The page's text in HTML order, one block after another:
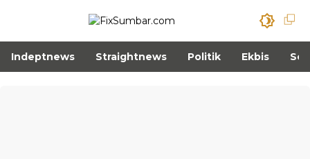
Indeptnews Straightnews Politik Ekbis